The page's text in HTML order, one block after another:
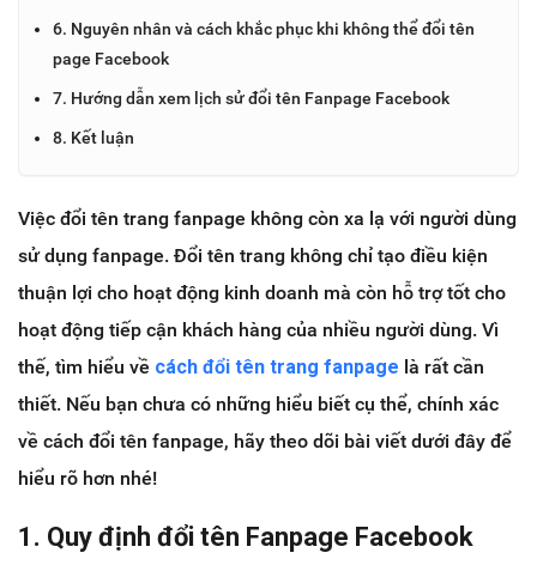
6. Nguyên nhân và cách khắc phục khi không thể đổi tên
page Facebook
7. Hướng dẫn xem lịch sử đổi tên Fanpage Facebook
8. Kết luận
Việc đổi tên trang fanpage không còn xa lạ với người dùng
sử dụng fanpage. Đổi tên trang không chỉ tạo điều kiện
thuận lợi cho hoạt động kinh doanh mà còn hỗ trợ tốt cho
hoạt động tiếp cận khách hàng của nhiều người dùng. Vì
thế, tìm hiểu về cách đổi tên trang fanpage là rất cần
thiết. Nếu bạn chưa có những hiểu biết cụ thể, chính xác
về cách đổi tên fanpage, hãy theo dõi bài viết dưới đây để
hiểu rõ hơn nhé!
1. Quy định đổi tên Fanpage Facebook